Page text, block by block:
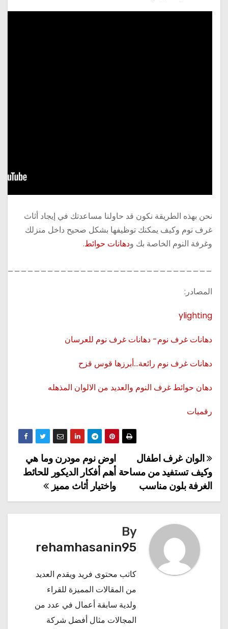
نحن بهذه الطريقة نكون قد حاولنا مساعدتك في إيجاد أثاث
غرف نوم وكيف يمكنك توظيفها بشكل صحيح داخل منزلك
وغرفة النوم الخاصة بك ودهانات حوائط.
المصادر:
ylighting
دهانات غرف نوم- دهانات غرف نوم للعرسان
دهانات غرف نوم رائعة…أبرزها قوس قزح
دهان حوائط غرف النوم والعديد من الالوان المذهله
رقميات
تصفّح
المقالات
اوض نوم مودرن وما هي
أهم أفكار الديكور للحائط
واختيار أثاث مميز
الوان غرف اطفال
‌وكيف‌ ‌تستفيد‌ ‌من‌ ‌مساحة‌
‌الغرفة‌ ‌بلون‌ ‌مناسب‌ ‌
By
rehamhasanin95
كاتب محتوى فريد ويقدم العديد
من المقالات المميزة للقراء
ولدية سابقة أعمال في عدد من
المجالات مثال أفضل شركة